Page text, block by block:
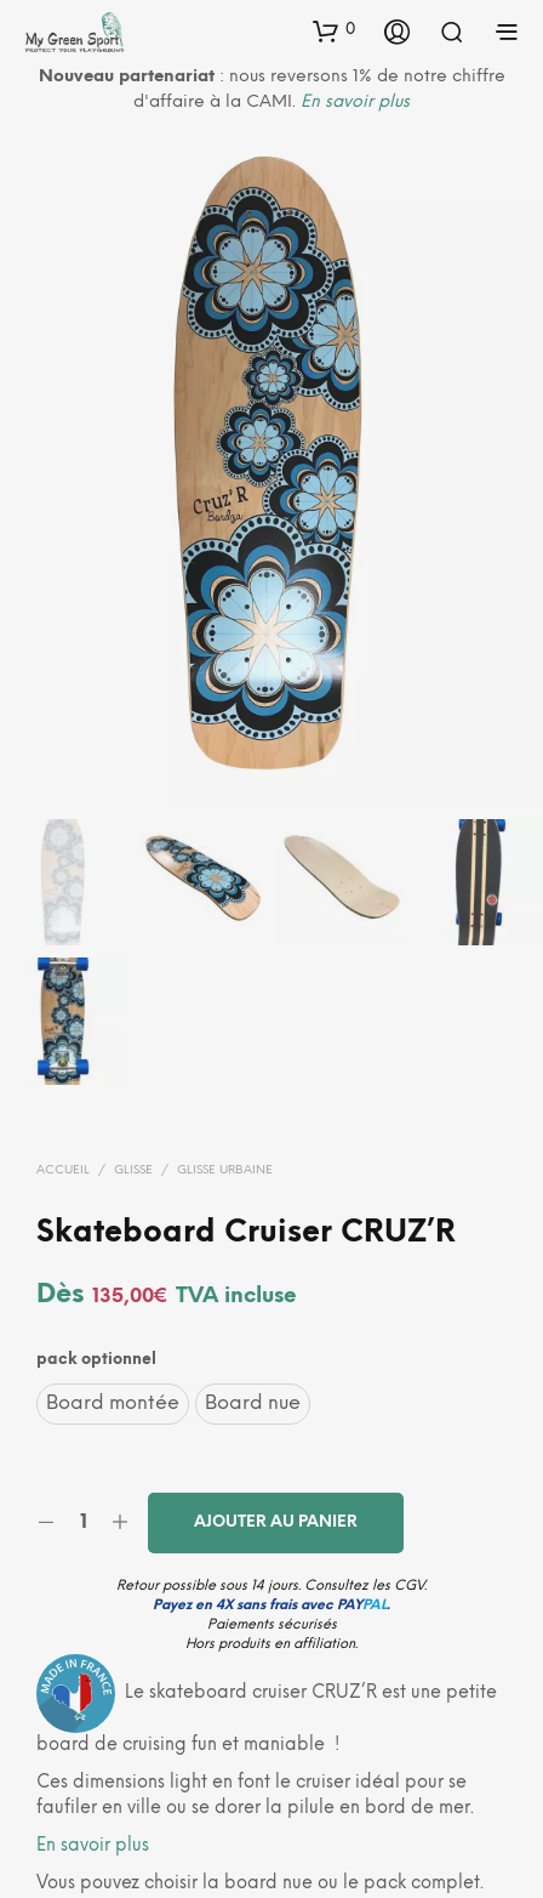
0
Nouveau partenariat: nous reversons 1% de notre chiffre
d'affaire à la CAMI. En savoir plus
ACCUEIL / GLISSE / GLISSE URBAINE
Skateboard Cruiser CRUZ’R
Dès 135,00€ TVA incluse
pack optionnel
Board montée Board nue
AJOUTER AU PANIER
Retour possible sous 14 jours. Consultez les CGV.
Payez en 4X sans frais avec PAYPAL.
Paiements sécurisés
Hors produits en affiliation.
Le skateboard cruiser CRUZ’R est une petite
board de cruising fun et maniable !
Ces dimensions light en font le cruiser idéal pour se
faufiler en ville ou se dorer la pilule en bord de mer.
En savoir plus
Vous pouvez choisir la board nue ou le pack complet.